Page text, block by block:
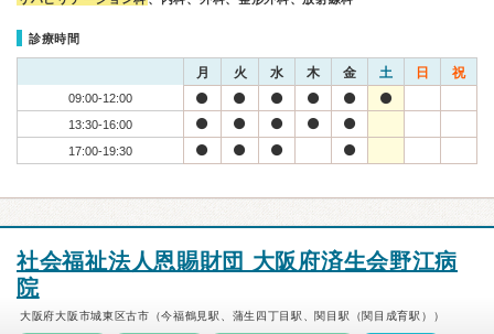
診療時間
月 火 水 木 金 土 日 祝
09:00-12:00
13:30-16:00
17:00-19:30
社会福祉法人恩賜財団 大阪府済生会野江病
院
大阪府大阪市城東区古市（今福鶴見駅、蒲生四丁目駅、関目駅（関目成育駅））